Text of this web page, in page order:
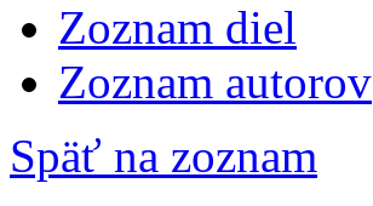
Zoznam diel
Zoznam autorov
Späť na zoznam